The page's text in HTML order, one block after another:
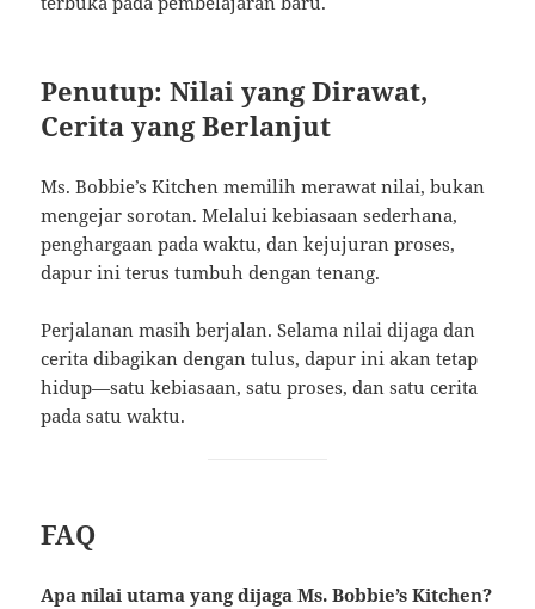
Penutup: Nilai yang Dirawat,
Cerita yang Berlanjut
Ms. Bobbie’s Kitchen memilih merawat nilai, bukan
mengejar sorotan. Melalui kebiasaan sederhana,
penghargaan pada waktu, dan kejujuran proses,
dapur ini terus tumbuh dengan tenang.
Perjalanan masih berjalan. Selama nilai dijaga dan
cerita dibagikan dengan tulus, dapur ini akan tetap
hidup—satu kebiasaan, satu proses, dan satu cerita
pada satu waktu.
FAQ
Apa nilai utama yang dijaga Ms. Bobbie’s Kitchen?